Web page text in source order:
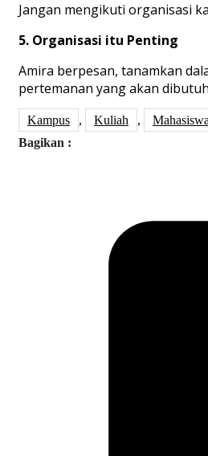
Jangan mengikuti organisasi
5. Organisasi itu Penting
Amira berpesan, tanamkan
pertemanan yang akan
Kampus , Kuliah ,
Bagikan :